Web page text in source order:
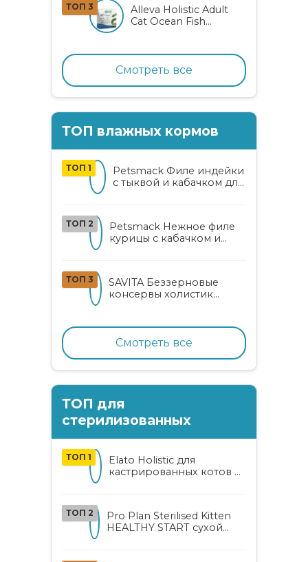
ТОП 3
Alleva Holistic Adult
Cat Ocean Fish
с океанической
рыбой, коноплей и
алоэ вера
Смотреть все
ТОП влажных кормов
ТОП 1
Petsmack Филе индейки
с тыквой и кабачком для
ТОП 2
Petsmack Нежное филе
курицы с кабачком и
ТОП 3
SAVITA Беззерновые
консервы холистик
Смотреть все
ТОП для
стерилизованных
ТОП 1
Elato Holistic для
кастрированных котов и
ТОП 2
Pro Plan Sterilised Kitten
HEALTHY START сухой